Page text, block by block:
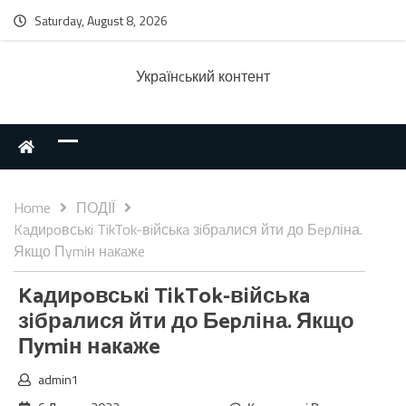
Saturday, August 8, 2026
Українcький контент
Home
ПОДІЇ
Kaдиpoвськi TikTok-вiйськa зiбрaлися йти до Бepліна.
Якщо Пymiн нaкaжe
Kaдиpoвськi TikTok-вiйськa
зiбрaлися йти до Бepліна. Якщо
Пymiн нaкaжe
admin1